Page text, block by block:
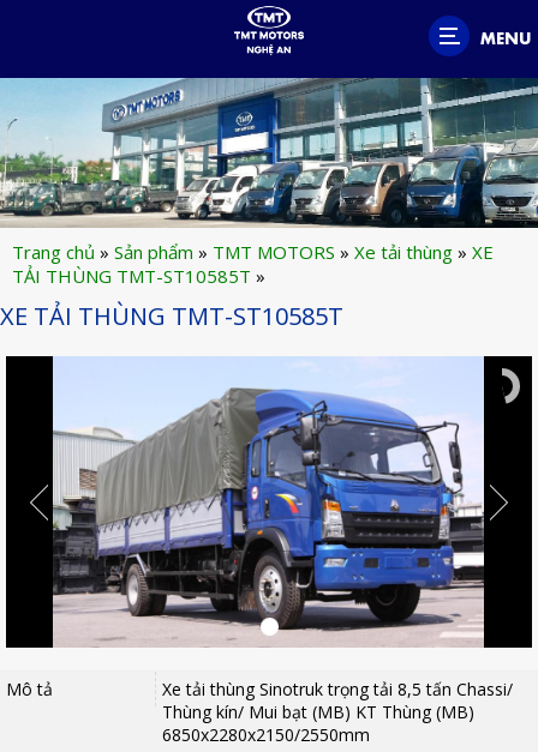
MENU
Trang chủ » Sản phẩm » TMT MOTORS » Xe tải thùng » XE
TẢI THÙNG TMT-ST10585T »
XE TẢI THÙNG TMT-ST10585T
Mô tả
Xe tải thùng Sinotruk trọng tải 8,5 tấn Chassi/
Thùng kín/ Mui bạt (MB) KT Thùng (MB)
6850x2280x2150/2550mm